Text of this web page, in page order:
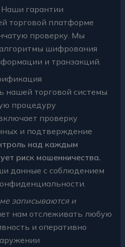
Наши гарантии
торговой платформе
проверку. Мы
шифрования
и транзакций.
нашей торговой системы
процедуру
проверку
и подтверждение
над каждым
риск мошенничества.
данные с соблюдением
записываются и
нам отслеживать любую
и оперативно